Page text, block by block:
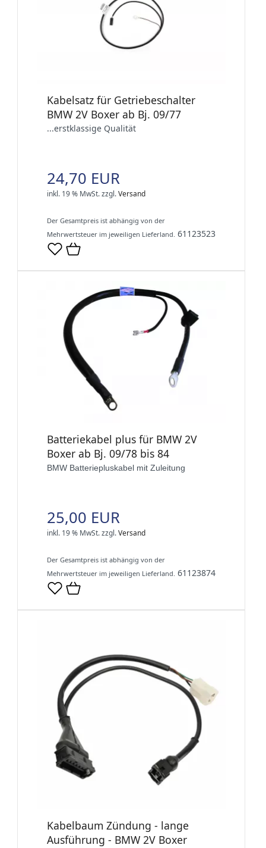
Kabelsatz für Getriebeschalter
BMW 2V Boxer ab Bj. 09/77
...erstklassige Qualität
24,70 EUR
inkl. 19 % MwSt.zzgl.Versand
Der Gesamtpreis ist abhängig von der
Mehrwertsteuer im jeweiligen Lieferland. 61123523
Batteriekabel plus für BMW 2V
Boxer ab Bj. 09/78 bis 84
BMW Batteriepluskabel mit Zuleitung
25,00 EUR
inkl. 19 % MwSt.zzgl.Versand
Der Gesamtpreis ist abhängig von der
Mehrwertsteuer im jeweiligen Lieferland. 61123874
Kabelbaum Zündung - lange
Ausführung - BMW 2V Boxer